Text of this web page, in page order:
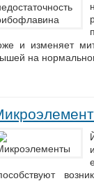
и изменяет
на